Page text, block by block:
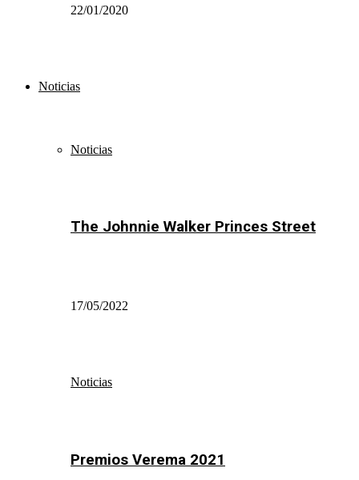
22/01/2020
Noticias
Noticias
The Johnnie Walker Princes Street
17/05/2022
Noticias
Premios Verema 2021